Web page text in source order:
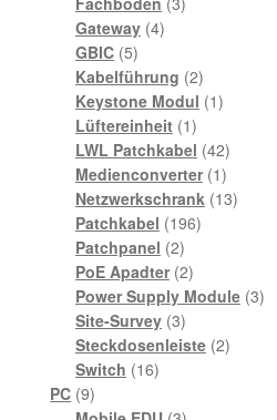
Gateway 44
GBIC 55
Produkte
Kabelführung 22
Produkte
Keystone Modul 11
Lüftereinheit 11
Produkt
LWL Patchkabel 4242
Produkte
Medienconverter 11
Produkt
Netzwerkschrank 1313
Patchkabel 196196
Patchpanel 22
Produkte
PoE Apadter 22
Produkte
Power Supply Module 33
Site-Survey 33
Produkte
Steckdosenleiste 22
Switch 1616
PC 99